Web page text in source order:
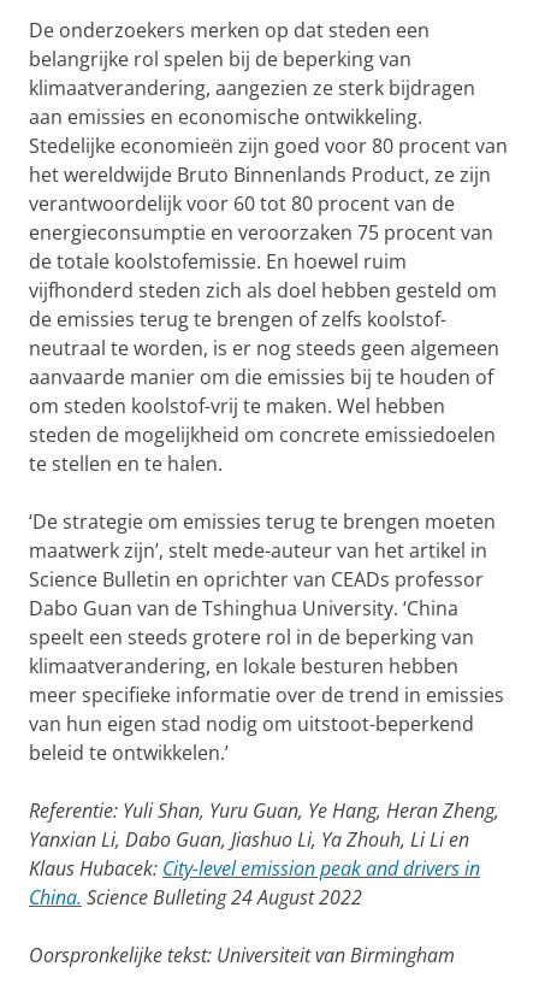
De onderzoekers merken op dat steden een
belangrijke rol spelen bij de beperking van
klimaatverandering, aangezien ze sterk bijdragen
aan emissies en economische ontwikkeling.
Stedelijke economieën zijn goed voor 80 procent van
het wereldwijde Bruto Binnenlands Product, ze zijn
verantwoordelijk voor 60 tot 80 procent van de
energieconsumptie en veroorzaken 75 procent van
de totale koolstofemissie. En hoewel ruim
vijfhonderd steden zich als doel hebben gesteld om
de emissies terug te brengen of zelfs koolstof-
neutraal te worden, is er nog steeds geen algemeen
aanvaarde manier om die emissies bij te houden of
om steden koolstof-vrij te maken. Wel hebben
steden de mogelijkheid om concrete emissiedoelen
te stellen en te halen.
‘De strategie om emissies terug te brengen moeten
maatwerk zijn’, stelt mede-auteur van het artikel in
Science Bulletin en oprichter van CEADs professor
Dabo Guan van de Tshinghua University. ‘China
speelt een steeds grotere rol in de beperking van
klimaatverandering, en lokale besturen hebben
meer specifieke informatie over de trend in emissies
van hun eigen stad nodig om uitstoot-beperkend
beleid te ontwikkelen.’
Referentie: Yuli Shan, Yuru Guan, Ye Hang, Heran Zheng,
Yanxian Li, Dabo Guan, Jiashuo Li, Ya Zhouh, Li Li en
Klaus Hubacek: City-level emission peak and drivers in
China. Science Bulleting 24 August 2022
Oorspronkelijke tekst: Universiteit van Birmingham